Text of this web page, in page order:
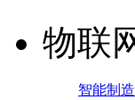
物联
智能制